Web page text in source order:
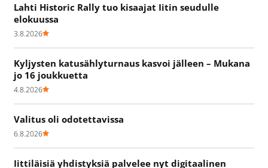
Lahti Historic Rally tuo kisaajat Iitin seudulle
elokuussa
3.8.2026
Kyljysten katusählyturnaus kasvoi jälleen – Mukana
jo 16 joukkuetta
4.8.2026
Valitus oli odotettavissa
6.8.2026
Iittiläisiä yhdistyksiä palvelee nyt digitaalinen